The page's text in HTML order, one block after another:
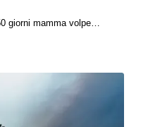
giorni mamma volpe…